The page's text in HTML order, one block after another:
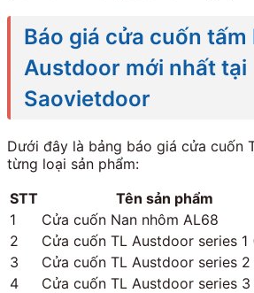
Báo giá cửa cuốn tấm
Austdoor mới nhất tại
Saovietdoor
Dưới đây là bảng báo giá cửa cuốn
từng loại sản phẩm:
STT
Tên sản phẩm
1
Cửa cuốn Nan nhôm AL68
2
Cửa cuốn TL Austdoor series 1
3
Cửa cuốn TL Austdoor series 2
4
Cửa cuốn TL Austdoor series 3